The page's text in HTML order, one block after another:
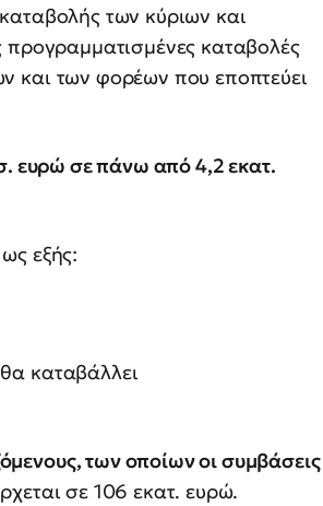
των κύριων και
προγραμματισμένες καταβολές
και των φορέων που εποπτεύει
ευρώ σε πάνω από 4,2 εκατ.
εξής:
καταβάλλει
των οποίων οι συμβάσεις
σε 106 εκατ. ευρώ.